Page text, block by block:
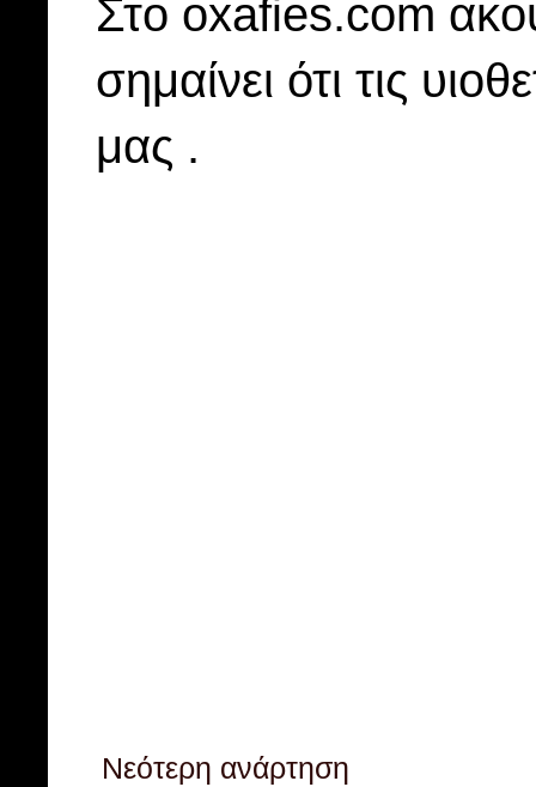
Στo oxafies.com
σημαίνει ότι τις
μας .
Νεότερη ανάρτηση